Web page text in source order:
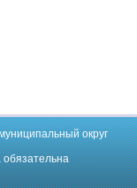
округ
обязательна